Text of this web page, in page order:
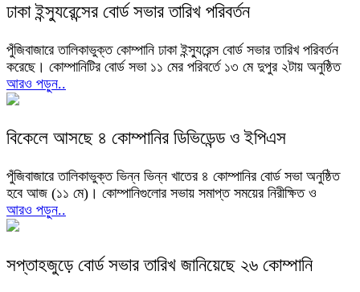
ঢাকা ইন্স্যুরেন্সের বোর্ড সভার তারিখ পরিবর্তন
পুঁজিবাজারে তালিকাভুক্ত কোম্পানি ঢাকা ইন্স্যুরেন্স বোর্ড সভার তারিখ পরিবর্তন
করেছে। কোম্পানিটির বোর্ড সভা ১১ মের পরিবর্তে ১৩ মে দুপুর ২টায় অনুষ্ঠিত
আরও পড়ুন..
বিকেলে আসছে ৪ কোম্পানির ডিভিডেন্ড ও ইপিএস
পুঁজিবাজারে তালিকাভুক্ত ভিন্ন ভিন্ন খাতের ৪ কোম্পানির বোর্ড সভা অনুষ্ঠিত
হবে আজ (১১ মে)। কোম্পানিগুলোর সভায় সমাপ্ত সময়ের নিরীক্ষিত ও
আরও পড়ুন..
সপ্তাহজুড়ে বোর্ড সভার তারিখ জানিয়েছে ২৬ কোম্পানি